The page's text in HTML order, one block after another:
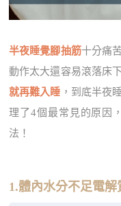
半夜睡覺腳抽筋十分痛
動作太大還容易滾落床下
就再難入睡 ，到底半夜
理了4個最常見的原因
法！
1.體內水分不足電解